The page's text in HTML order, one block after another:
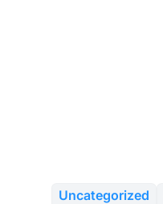
Uncategorized